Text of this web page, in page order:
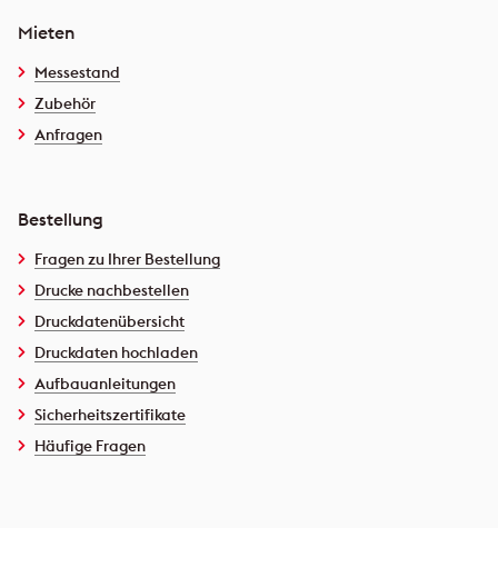
Mieten
Messestand
Zubehör
Anfragen
Bestellung
Fragen zu Ihrer Bestellung
Drucke nachbestellen
Druckdatenübersicht
Druckdaten hochladen
Aufbauanleitungen
Sicherheitszertifikate
Häufige Fragen